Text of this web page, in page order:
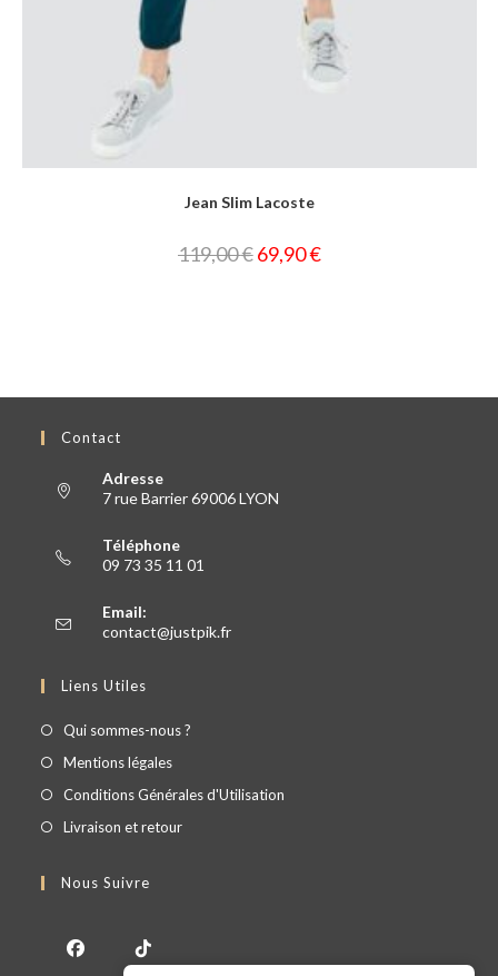
Jean Slim Lacoste
119,00€ 69,90€
Contact
Adresse
7 rue Barrier 69006 LYON
Téléphone
09 73 35 11 01
Email:
contact@justpik.fr
Liens Utiles
Qui sommes-nous ?
Mentions légales
Conditions Générales d'Utilisation
Livraison et retour
Nous Suivre